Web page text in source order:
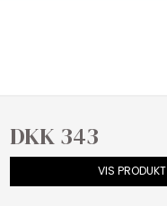
DKK 343
VIS PRODUKT